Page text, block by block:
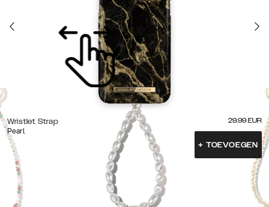
Wristlet Strap
Pearl
29.99 EUR
+ TOEVOEGEN